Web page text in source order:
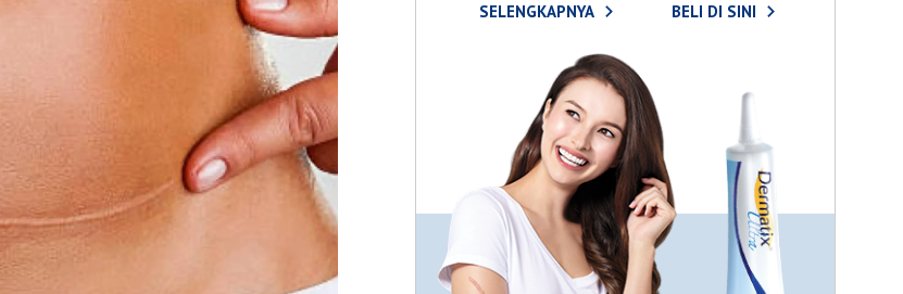
SELENGKAPNYA BELI DI SINI